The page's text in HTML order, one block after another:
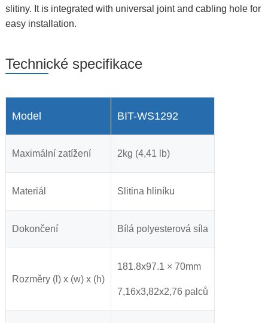
slitiny. It is integrated with universal joint and cabling hole for
easy installation.
Technické specifikace
Model BIT-WS1292
Maximální zatížení 2kg (4,41 lb)
Materiál Slitina hliníku
Dokončení Bílá polyesterová síla
Rozměry (l) x (w) x (h)
181.8x97.1 × 70mm
7,16x3,82x2,76 palců